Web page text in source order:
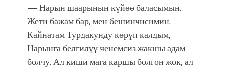
— Нарын шаарынын күйөө баласымын.
Жети бажам бар, мен бешинчисимин.
Кайнатам Турдакунду көрүп калдым,
Нарынга белгилүү ченемсиз жакшы адам
болчу. Ал киши мага каршы болгон жок, ал